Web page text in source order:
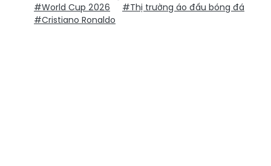
#World Cup 2026
#Thị trường áo đấu bóng đá
#Cristiano Ronaldo